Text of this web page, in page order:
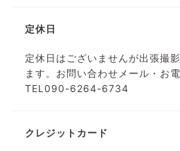
定休日
定休日はございませんが出張撮
ます。お問い合わせメール・お
TEL090-6264-6734
クレジットカード